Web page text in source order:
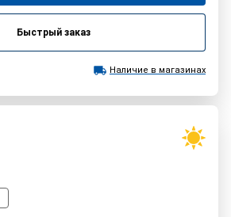
Быстрый заказ
Наличие в магазинах